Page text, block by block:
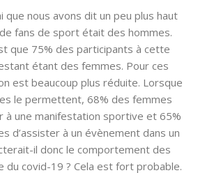
nous avons dit un peu plus haut
fans de sport était des hommes.
que 75% des participants à cette
étant des femmes. Pour ces
est beaucoup plus réduite. Lorsque
le permettent, 68% des femmes
à une manifestation sportive et 65%
d’assister à un évènement dans un
il donc le comportement des
du covid-19 ? Cela est fort probable.